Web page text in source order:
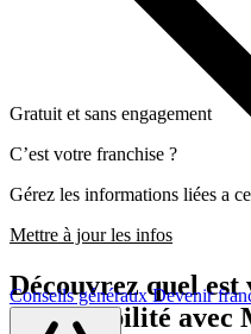
Conseils générauxDevenir
Gratuit et sans engagement
C’est votre franchise ?
Gérez les informations liées a
Mettre à jour les infos
Découvrez quel
compatibilité avec